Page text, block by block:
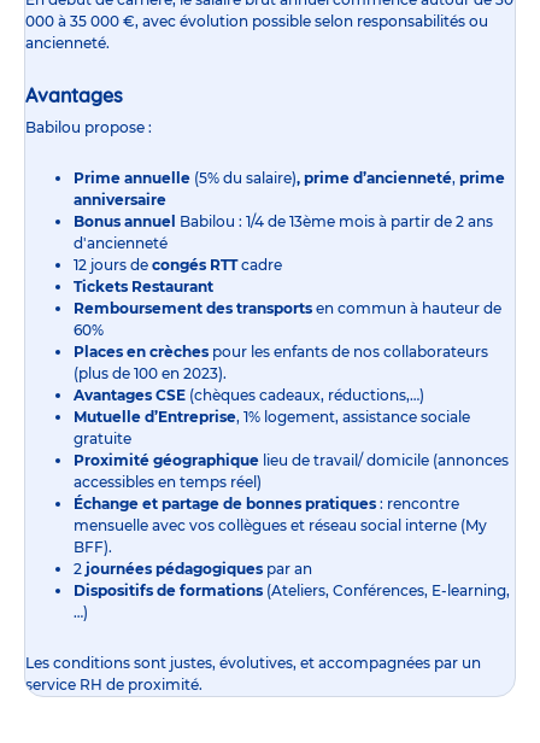
000 à 35 000 €, avec évolution possible selon responsabilités ou
ancienneté.
Avantages
Babilou propose :
Prime annuelle (5% du salaire), prime d’ancienneté, prime
anniversaire
Bonus annuel Babilou : 1/4 de 13ème mois à partir de 2 ans
d'ancienneté
12 jours de congés RTTcadre
Tickets Restaurant
Remboursement des transports en commun à hauteur de
60%
Places en crèches pour les enfants de nos collaborateurs
(plus de 100 en 2023).
Avantages CSE (chèques cadeaux, réductions,…)
Mutuelle d’Entreprise, 1% logement, assistance sociale
gratuite
Proximité géographique lieu de travail/ domicile (annonces
accessibles en temps réel)
Échange et partage de bonnes pratiques : rencontre
mensuelle avec vos collègues et réseau social interne (My
BFF).
2 journées pédagogiques par an
Dispositifs de formations (Ateliers, Conférences, E-learning,
…)
Les conditions sont justes, évolutives, et accompagnées par un
service RH de proximité.